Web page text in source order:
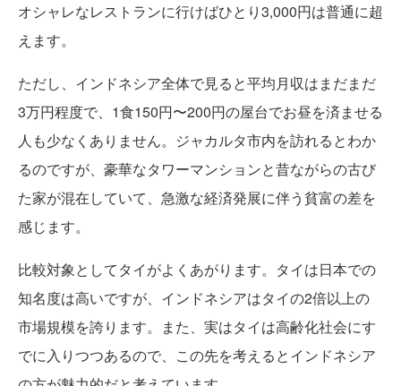
オシャレなレストランに行けばひとり3,000円は普通に超
えます。
ただし、インドネシア全体で見ると平均月収はまだまだ
3万円程度で、1食150円〜200円の屋台でお昼を済ませる
人も少なくありません。ジャカルタ市内を訪れるとわか
るのですが、豪華なタワーマンションと昔ながらの古び
た家が混在していて、急激な経済発展に伴う貧富の差を
感じます。
比較対象としてタイがよくあがります。タイは日本での
知名度は高いですが、インドネシアはタイの2倍以上の
市場規模を誇ります。また、実はタイは高齢化社会にす
でに入りつつあるので、この先を考えるとインドネシア